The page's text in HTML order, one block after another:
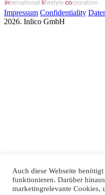
Impressum Confidentiality
2026. Inlico GmbH
Auch diese Webseite
funktionieren. Darüber
marketingrelevante Cookies,